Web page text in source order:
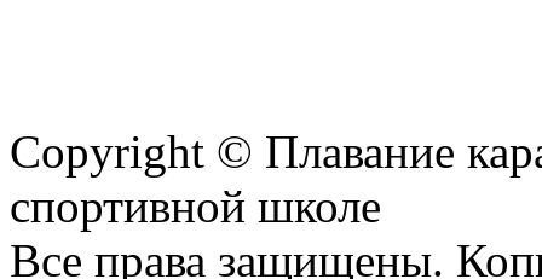
Copyright © Плавание
спортивной школе
Все права защищены.